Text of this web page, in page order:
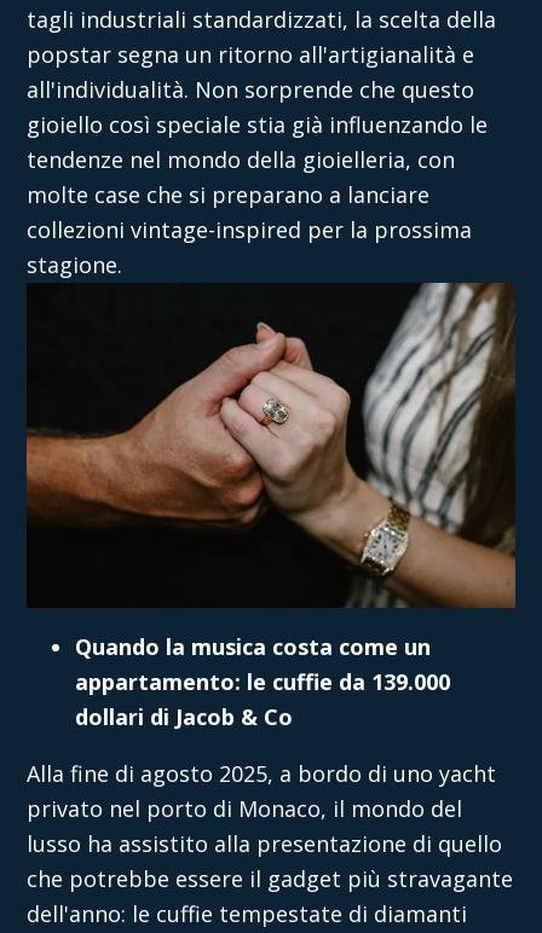
tagli industriali standardizzati, la scelta della
popstar segna un ritorno all'artigianalità e
all'individualità. Non sorprende che questo
gioiello così speciale stia già influenzando le
tendenze nel mondo della gioielleria, con
molte case che si preparano a lanciare
collezioni vintage-inspired per la prossima
stagione.
Quando la musica costa come un
appartamento: le cuffie da 139.000
dollari di Jacob & Co
Alla fine di agosto 2025, a bordo di uno yacht
privato nel porto di Monaco, il mondo del
lusso ha assistito alla presentazione di quello
che potrebbe essere il gadget più stravagante
dell'anno: le cuffie tempestate di diamanti